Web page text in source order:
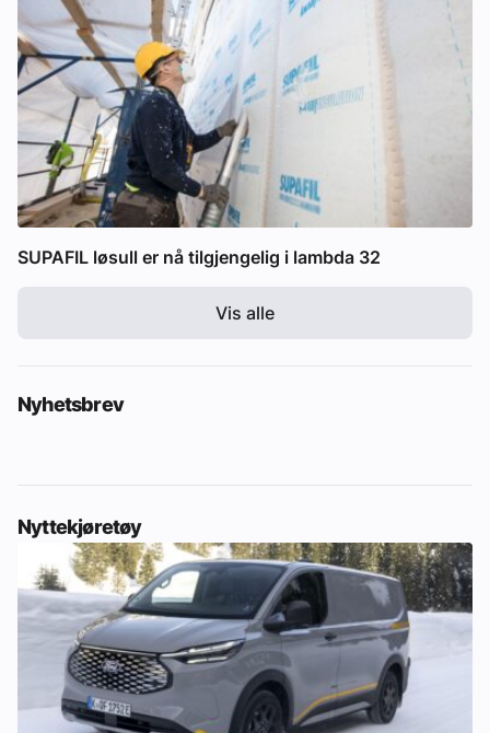
SUPAFIL løsull er nå tilgjengelig i lambda 32
Vis alle
Nyhetsbrev
Nyttekjøretøy